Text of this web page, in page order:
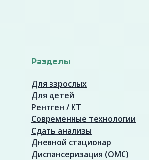
Для взрослых
Для детей
Рентген / КТ
Современные технологии
Сдать анализы
Дневной стационар
Диспансеризация (ОМС)
Разделы